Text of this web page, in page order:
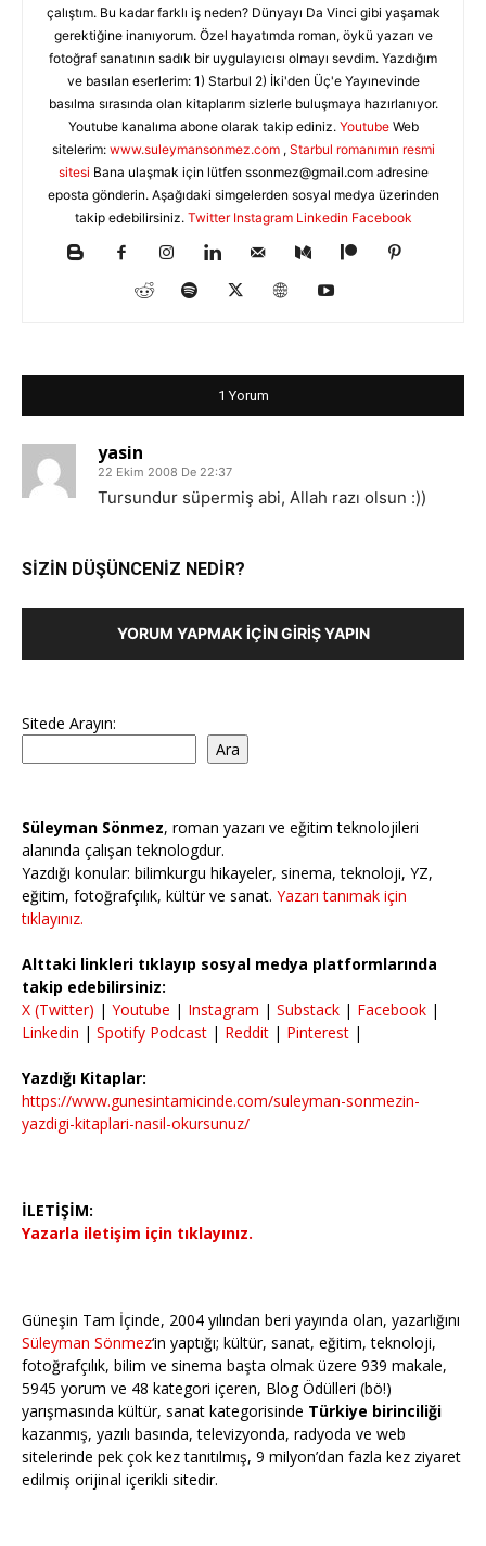
çalıştım. Bu kadar farklı iş neden? Dünyayı Da Vinci gibi yaşamak
gerektiğine inanıyorum. Özel hayatımda roman, öykü yazarı ve
fotoğraf sanatının sadık bir uygulayıcısı olmayı sevdim. Yazdığım
ve basılan eserlerim: 1) Starbul 2) İki'den Üç'e Yayınevinde
basılma sırasında olan kitaplarım sizlerle buluşmaya hazırlanıyor.
Youtube kanalıma abone olarak takip ediniz. YoutubeWeb
sitelerim: www.suleymansonmez.com , Starbul romanımın resmi
sitesi Bana ulaşmak için lütfen ssonmez@gmail.comadresine
eposta gönderin. Aşağıdaki simgelerden sosyal medya üzerinden
takip edebilirsiniz. Twitter Instagram Linkedin Facebook
1 Yorum
yasin
22 Ekim 2008 De 22:37
Tursundur süpermiş abi, Allah razı olsun :))
SİZİN DÜŞÜNCENİZ NEDİR?
YORUM YAPMAK İÇIN GIRIŞ YAPIN
Sitede Arayın:
Ara
Süleyman Sönmez, roman yazarı ve eğitim teknolojileri
alanında çalışan teknologdur.
Yazdığı konular: bilimkurgu hikayeler, sinema, teknoloji, YZ,
eğitim, fotoğrafçılık, kültür ve sanat. Yazarı tanımak için
tıklayınız.
Alttaki linkleri tıklayıp sosyal medya platformlarında
takip edebilirsiniz:
X (Twitter) | Youtube | Instagram | Substack | Facebook |
Linkedin | Spotify Podcast | Reddit | Pinterest |
Yazdığı Kitaplar:
https://www.gunesintamicinde.com/suleyman-sonmezin-
yazdigi-kitaplari-nasil-okursunuz/
İLETİŞİM:
Yazarla iletişim için tıklayınız.
Güneşin Tam İçinde, 2004 yılından beri yayında olan, yazarlığını
Süleyman Sönmez‘in yaptığı; kültür, sanat, eğitim, teknoloji,
fotoğrafçılık, bilim ve sinema başta olmak üzere 939 makale,
5945 yorum ve 48 kategori içeren, Blog Ödülleri (bö!)
yarışmasında kültür, sanat kategorisinde Türkiye birinciliği
kazanmış, yazılı basında, televizyonda, radyoda ve web
sitelerinde pek çok kez tanıtılmış, 9 milyon’dan fazla kez ziyaret
edilmiş orijinal içerikli sitedir.